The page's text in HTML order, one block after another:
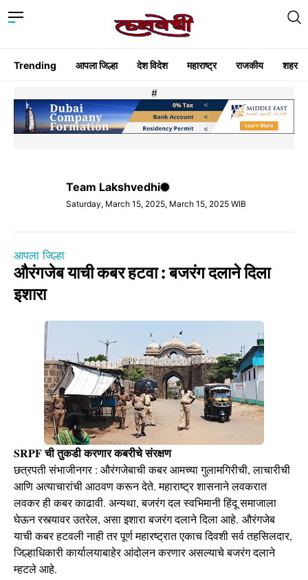
Trending आपला जिल्हा देश विदेश महाराष्ट्र राजकीय शहर
#
Team Lakshvedhi
Saturday, March 15, 2025, March 15, 2025 WIB
आपला जिल्हा
औरंगजेब याची कबर हटवा : बजरंग दलाने दिला
इशारा
SRPF ची तुकडी करणार कबरीचे संरक्षण
छत्रपती संभाजीनगर : औरंगजेबाची कबर आमच्या गुलामगिरीची, लाचारीची
आणि अत्याचारांची आठवण करून देते. महाराष्ट्र शासनाने लवकरात
लवकर ही कबर काढावी. अन्यथा, बजरंग दल स्वभिमानी हिंदू समाजाला
घेऊन रस्त्यावर उतरेल, असा इशारा बजरंग दलाने दिला आहे. औरंगजेब
याची कबर हटवली नाही तर पूर्ण महारष्ट्रात एकाच दिवशी सर्व तहसिलदार,
जिल्हाधिकारी कार्यालयाबाहेर आंदोलन करणार असल्याचे बजरंग दलाने
म्हटले आहे.